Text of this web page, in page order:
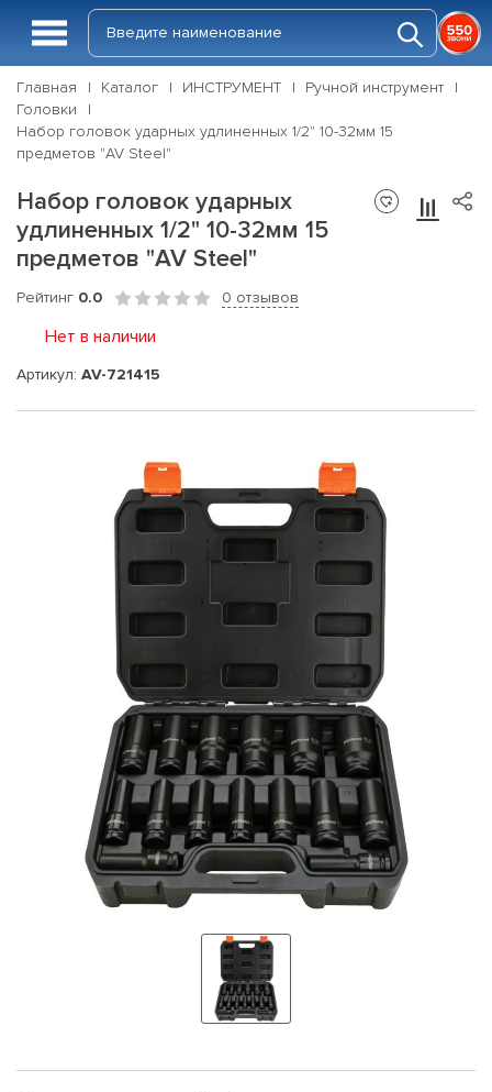
Главная Каталог ИНСТРУМЕНТ
Ручной инструмент
Головки
Набор головок ударных удлиненных 1/2" 10-32мм 15
предметов "AV Steel"
Набор головок ударных
удлиненных 1/2" 10-32мм 15
предметов "AV Steel"
Рейтинг 0.0 0 отзывов
Нет в наличии
Артикул: AV-721415